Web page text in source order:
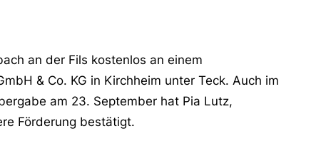
an der Fils kostenlos an einem
& Co. KG in Kirchheim unter Teck. Auch im
am 23. September hat Pia Lutz,
Förderung bestätigt.